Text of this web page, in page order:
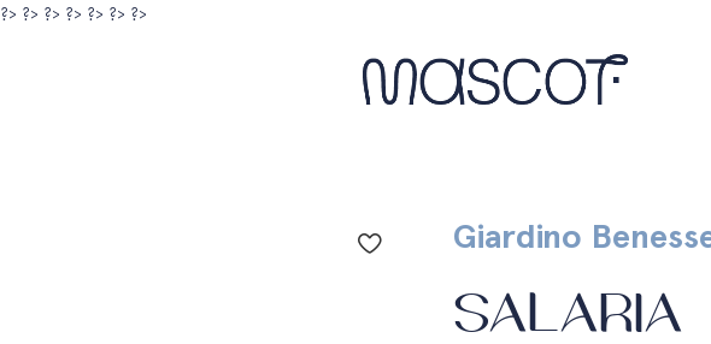
?> ?> ?> ?> ?> ?> ?>
Giardino
SALARIA